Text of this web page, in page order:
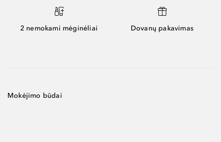
2 nemokami mėginėliai Dovanų pakavimas
Mokėjimo būdai